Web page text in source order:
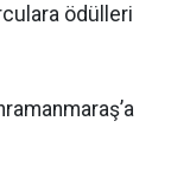
ödülleri